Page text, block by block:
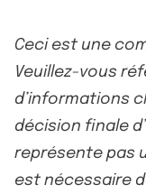
Ceci est une
Veuillez-vous
d’informations
décision finale
représente pas
est nécessaire